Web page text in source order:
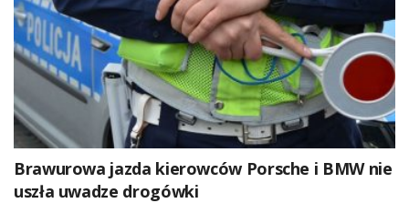
Brawurowa jazda kierowców Porsche i BMW nie
uszła uwadze drogówki